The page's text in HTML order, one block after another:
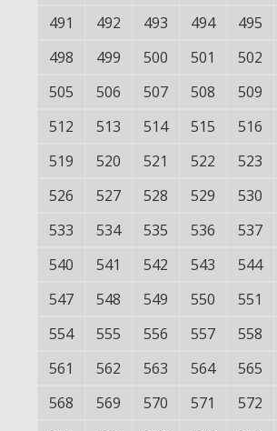
491 492 493 494 495
498
499 500 501 502
505
506 507 508 509
512
513 514 515 516
519
520 521 522 523
526
527 528 529 530
533
534 535 536 537
540
541 542 543 544
547
548 549 550 551
554
555 556 557 558
561
562 563 564 565
568
569 570 571 572